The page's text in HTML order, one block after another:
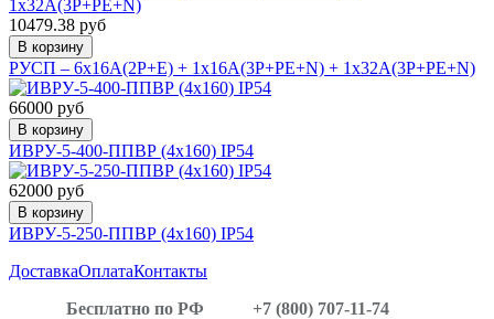
10479.38 руб
В корзину
РУСП – 6х16A(2P+E) + 1х16A(3P+PE+N) + 1х32А(3P+PE+N)
66000 руб
В корзину
ИВРУ-5-400-ППВР (4х160) IP54
62000 руб
В корзину
ИВРУ-5-250-ППВР (4х160) IP54
ДоставкаОплатаКонтакты
Бесплатно по РФ
+7 (800) 707-11-74